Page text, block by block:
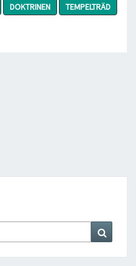
DOKTRINEN
TEMPELTRÄD